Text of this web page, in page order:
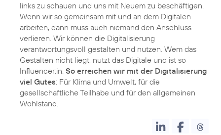
links zu schauen und uns mit Neuem zu beschäftigen.
Wenn wir so gemeinsam mit und an dem Digitalen
arbeiten, dann muss auch niemand den Anschluss
verlieren. Wir können die Digitalisierung
verantwortungsvoll gestalten und nutzen. Wem das
Gestalten nicht liegt, nutzt das Digitale und ist so
Influencer:in. So erreichen wir mit der Digitalisierung
viel Gutes: Für Klima und Umwelt, für die
gesellschaftliche Teilhabe und für den allgemeinen
Wohlstand.